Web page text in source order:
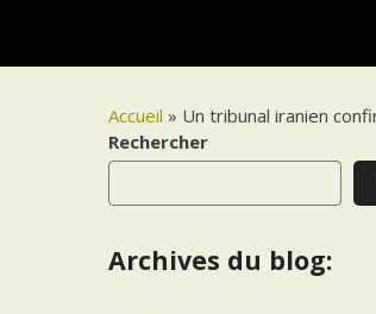
Accueil » Un tribunal iranien
Rechercher
Archives du blog: